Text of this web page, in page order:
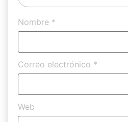
Nombre *
Correo electrónico *
Web